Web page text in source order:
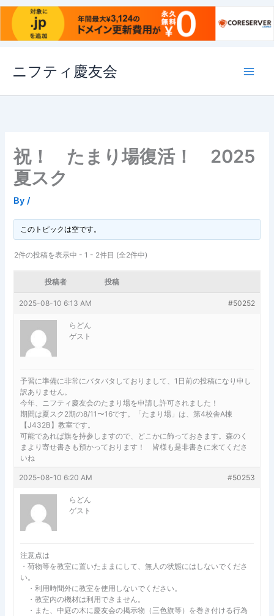
ス
ニフティ慶友会
祝！ たまり場復活！ 2025
夏スク
By/
このトピックは空です。
2件の投稿を表示中 - 1 - 2件目 (全2件中)
投稿者 投稿
2025-08-10 6:13 AM #50252
らどん
ゲスト
予習に準備に非常にバタバタしておりまして、1日前の投稿になり申し
訳ありません。
今年、ニフティ慶友会のたまり場を申請し許可されました！
期間は夏スク2期の8/11〜16です。「たまり場」は、第4校舎A棟
【J432B】教室です。
可能であれば旗を持参しますので、どこかに飾っておきます。森のく
まより寄せ書きも預かっております！ 皆様も是非書きに来てくださ
いね
2025-08-10 6:20 AM #50253
らどん
ゲスト
注意点は
・荷物等を教室に置いたままにして、無人の状態にはしないでくださ
い。
・利用時間外に教室を使用しないでください。
・教室内の機材は利用できません。
・また、中庭の木に慶友会の掲示物（三色旗等）を巻き付ける行為